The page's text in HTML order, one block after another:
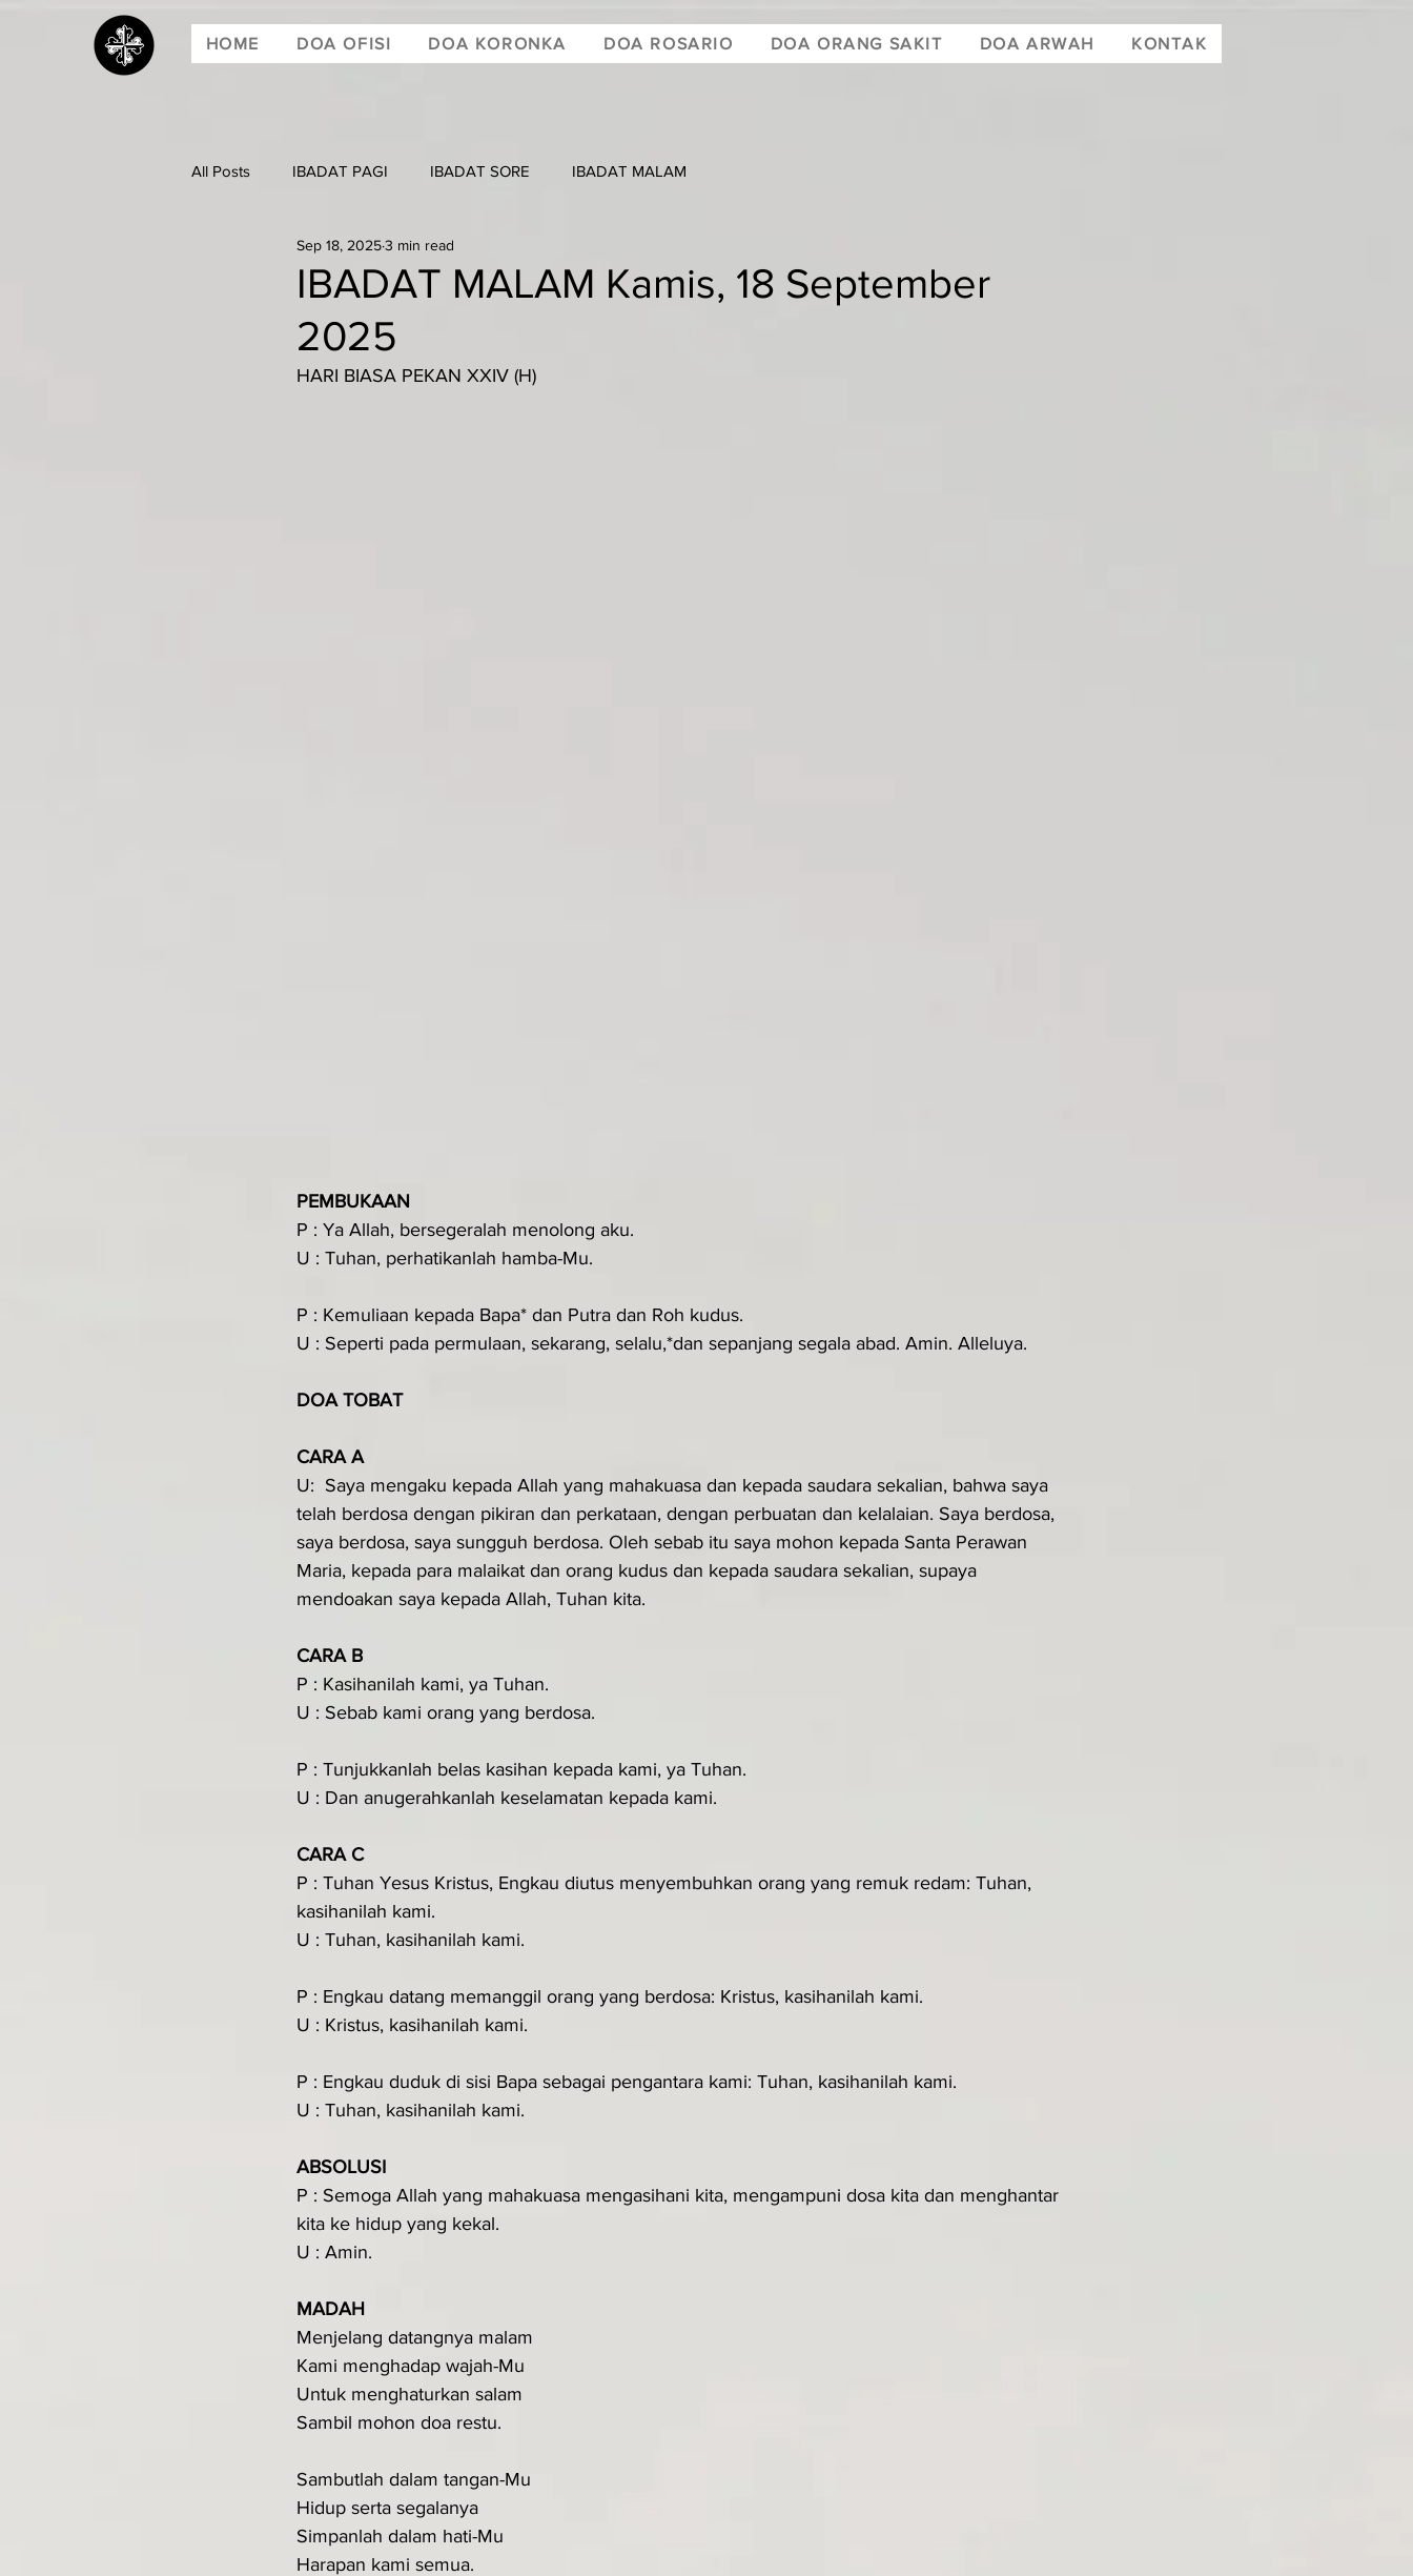
HOME DOA OFISI DOA KORONKA DOA ROSARIO DOA ORANG SAKIT DOA ARWAH KONTAK
All Posts IBADAT PAGI IBADAT SORE IBADAT MALAM
IBADAT MALAM Kamis, 18 September
2025
Sep 18, 20253 min read
HARI BIASA PEKAN XXIV (H)
PEMBUKAAN
P : Ya Allah, bersegeralah menolong aku.
U : Tuhan, perhatikanlah hamba-Mu.
P : Kemuliaan kepada Bapa* dan Putra dan Roh kudus.
U : Seperti pada permulaan, sekarang, selalu,*dan sepanjang segala abad. Amin. Alleluya.
DOA TOBAT
CARA A
U:  Saya mengaku kepada Allah yang mahakuasa dan kepada saudara sekalian, bahwa saya
telah berdosa dengan pikiran dan perkataan, dengan perbuatan dan kelalaian. Saya berdosa,
saya berdosa, saya sungguh berdosa. Oleh sebab itu saya mohon kepada Santa Perawan
Maria, kepada para malaikat dan orang kudus dan kepada saudara sekalian, supaya
mendoakan saya kepada Allah, Tuhan kita.
CARA B
P : Kasihanilah kami, ya Tuhan.
U : Sebab kami orang yang berdosa.
P : Tunjukkanlah belas kasihan kepada kami, ya Tuhan.
U : Dan anugerahkanlah keselamatan kepada kami.
CARA C
P : Tuhan Yesus Kristus, Engkau diutus menyembuhkan orang yang remuk redam: Tuhan,
kasihanilah kami.
U : Tuhan, kasihanilah kami.
P : Engkau datang memanggil orang yang berdosa: Kristus, kasihanilah kami.
U : Kristus, kasihanilah kami.
P : Engkau duduk di sisi Bapa sebagai pengantara kami: Tuhan, kasihanilah kami.
U : Tuhan, kasihanilah kami.
ABSOLUSI
P : Semoga Allah yang mahakuasa mengasihani kita, mengampuni dosa kita dan menghantar
kita ke hidup yang kekal.
U : Amin.
MADAH
Menjelang datangnya malam
Kami menghadap wajah-Mu
Untuk menghaturkan salam
Sambil mohon doa restu.
Sambutlah dalam tangan-Mu
Hidup serta segalanya
Simpanlah dalam hati-Mu
Harapan kami semua.